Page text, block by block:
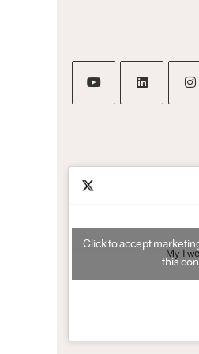
My
Click to accept
this